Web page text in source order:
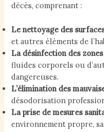
décès, comprenant :
Le nettoyage des
et autres éléments de
La désinfection des
fluides corporels ou
dangereuses.
L’élimination des
désodorisation
La prise de mesures
environnement propre,